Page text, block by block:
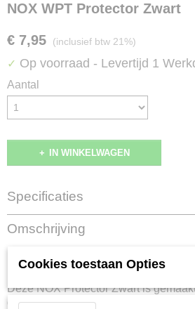
NOX WPT Protector Zwart
€ 7,95 (inclusief btw 21%)
✓ Op voorraad - Levertijd 1
Aantal
IN WINKELWAGEN
Specificaties
EAN code
8436603194563
NOX-PROTECTOR-ZW
Omschrijving
NOX WPT Protector
Deze NOX Protector Zwart is
de World Padel Tour. Daarom is deze
Cookies toestaan Opties